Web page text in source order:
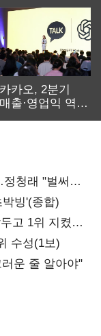
카카오, 2분기
매출·영업익 역대
청래 "벌써
빙'(종합)
고 1위 지켰다
수성(1보)
운 줄 알아야"